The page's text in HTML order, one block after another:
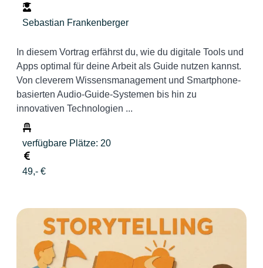
Sebastian Frankenberger
In diesem Vortrag erfährst du, wie du digitale Tools und
Apps optimal für deine Arbeit als Guide nutzen kannst.
Von cleverem Wissensmanagement und Smartphone-
basierten Audio-Guide-Systemen bis hin zu
innovativen Technologien ...
verfügbare Plätze: 20
49,- €